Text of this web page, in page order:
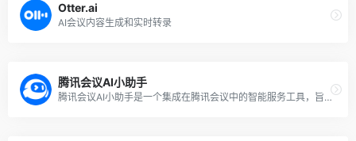
Otter.ai
AI会议内容生成和实时转录
腾讯会议AI小助手
腾讯会议AI小助手是一个集成在腾讯会议中的智能服务工具，旨在通过人工智能技术提升会议的效率和体验。该AI助手基于腾讯自研的混元大模型，能够在整个会议过程中提供多种智能化服务，帮助用户更好地管理和参与会议，提升开会和与会信息流转效率。